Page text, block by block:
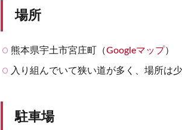
場所
熊本県宇土市宮庄町（Googleマップ）
入り組んでいて狭い道が多く、場所は
駐車場